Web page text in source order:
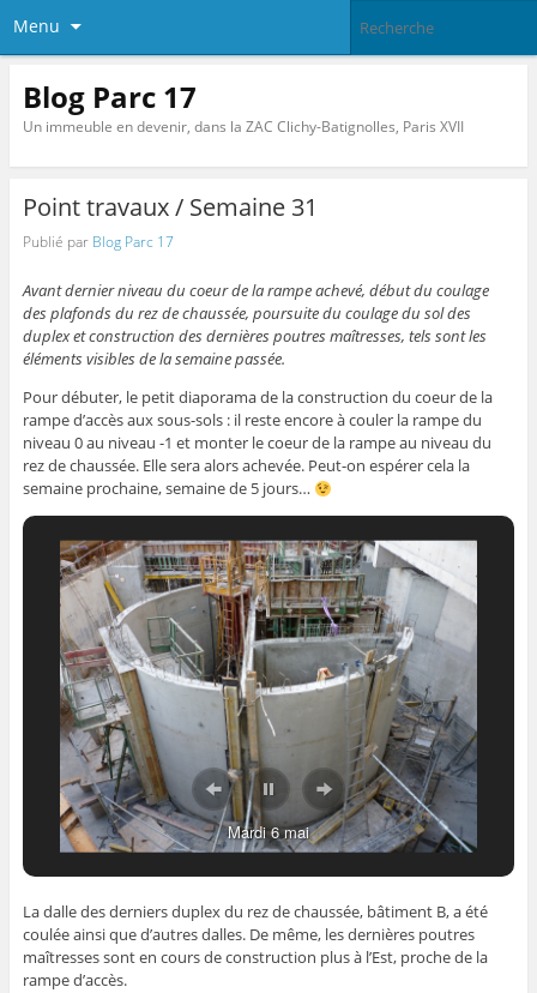
Menu
Blog Parc 17
Un immeuble en devenir, dans la ZAC Clichy-Batignolles, Paris XVII
Point travaux / Semaine 31
Publié par Blog Parc 17
Avant dernier niveau du coeur de la rampe achevé, début du coulage
des plafonds du rez de chaussée, poursuite du coulage du sol des
duplex et construction des dernières poutres maîtresses, tels sont les
éléments visibles de la semaine passée.
Pour débuter, le petit diaporama de la construction du coeur de la
rampe d’accès aux sous-sols : il reste encore à couler la rampe du
niveau 0 au niveau -1 et monter le coeur de la rampe au niveau du
rez de chaussée. Elle sera alors achevée. Peut-on espérer cela la
semaine prochaine, semaine de 5 jours…
Mardi 6 mai
La dalle des derniers duplex du rez de chaussée, bâtiment B, a été
coulée ainsi que d’autres dalles. De même, les dernières poutres
maîtresses sont en cours de construction plus à l’Est, proche de la
rampe d’accès.